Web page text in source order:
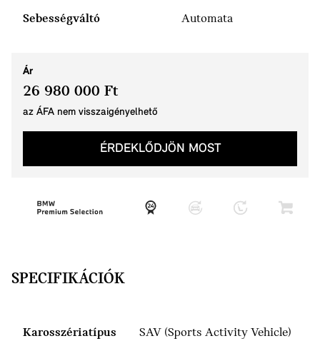
Sebességváltó Automata
Ár
26 980 000 Ft
az ÁFA nem visszaigényelhető
ÉRDEKLŐDJÖN MOST
SPECIFIKÁCIÓK
Karosszériatípus SAV (Sports Activity Vehicle)